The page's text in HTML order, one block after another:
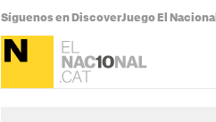
Síguenos en DiscoverJuego El Nacional